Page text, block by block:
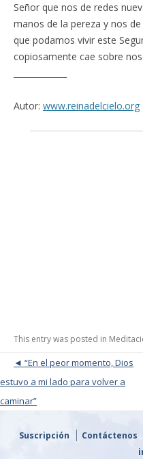
Señor que nos de redes
manos de la pereza y nos
que podamos vivir este
copiosamente cae sobre
Autor: www.reinadelcielo.org
This entry was posted in
Post navigation
“En el peor momento, Dios
estuvo a mi lado para volver a
caminar”
Suscripción Contáctenos